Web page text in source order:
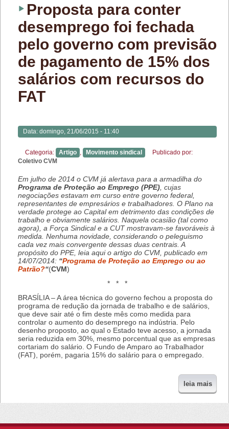
Proposta para conter
desemprego foi fechada
pelo governo com previsão
de pagamento de 15% dos
salários com recursos do
FAT
Data: domingo, 21/06/2015 - 11:40
Categoria: Artigo Movimento sindical
Publicado por:
Coletivo CVM
Em julho de 2014 o CVM já alertava para a armadilha do
Programa de Proteção ao Emprego (PPE) , cujas
negociações estavam em curso entre governo federal,
representantes de empresários e trabalhadores. O Plano na
verdade protege ao Capital em detrimento das condições de
trabalho e obviamente salários. Naquela ocasião (tal como
agora), a Força Sindical e a CUT mostravam-se favoráveis à
medida. Nenhuma novidade, considerando o peleguismo
cada vez mais convergente dessas duas centrais. A
propósito do PPE, leia aqui o artigo do CVM, publicado em
14/07/2014: “Programa de Proteção ao Emprego ou ao
Patrão?“(CVM)
* * *
BRASÍLIA – A área técnica do governo fechou a proposta do
programa de redução da jornada de trabalho e de salários,
que deve sair até o fim deste mês como medida para
controlar o aumento do desemprego na indústria. Pelo
desenho proposto, ao qual o Estado teve acesso, a jornada
seria reduzida em 30%, mesmo porcentual que as empresas
cortariam do salário. O Fundo de Amparo ao Trabalhador
(FAT), porém, pagaria 15% do salário para o empregado.
leia mais